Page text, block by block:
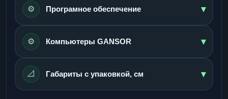
⚙️ Програмное обеспечение ▾
⚙️ Компьютеры GANSOR ▾
📐 Габариты с упаковкой, см ▾